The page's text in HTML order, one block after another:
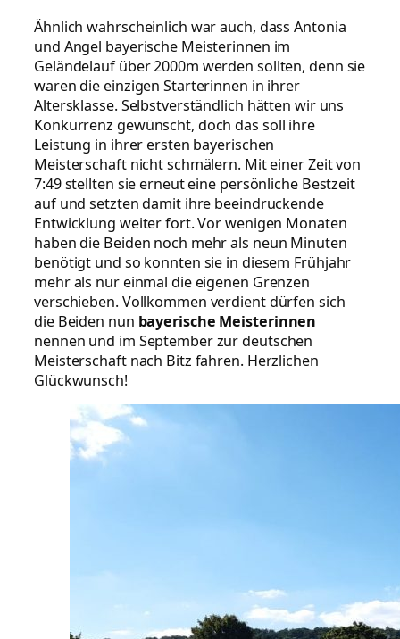
Ähnlich wahrscheinlich war auch, dass Antonia
und Angel bayerische Meisterinnen im
Geländelauf über 2000m werden sollten, denn sie
waren die einzigen Starterinnen in ihrer
Altersklasse. Selbstverständlich hätten wir uns
Konkurrenz gewünscht, doch das soll ihre
Leistung in ihrer ersten bayerischen
Meisterschaft nicht schmälern. Mit einer Zeit von
7:49 stellten sie erneut eine persönliche Bestzeit
auf und setzten damit ihre beeindruckende
Entwicklung weiter fort. Vor wenigen Monaten
haben die Beiden noch mehr als neun Minuten
benötigt und so konnten sie in diesem Frühjahr
mehr als nur einmal die eigenen Grenzen
verschieben. Vollkommen verdient dürfen sich
die Beiden nun bayerische Meisterinnen
nennen und im September zur deutschen
Meisterschaft nach Bitz fahren. Herzlichen
Glückwunsch!